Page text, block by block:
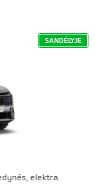
SANDĖLYJE
elektra